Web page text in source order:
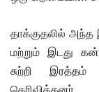
தாக்குதலில்
மற்றும் இடது
சுற்றி இரத்தம்
தெரிவித்தனர்.